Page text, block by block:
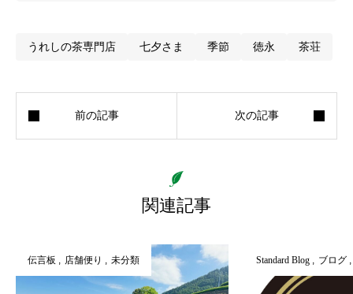
うれしの茶専門店 七夕さま 季節 徳永 茶荘
関連記事
伝言板 店舗便り 未分類 Standard Blog ブログ